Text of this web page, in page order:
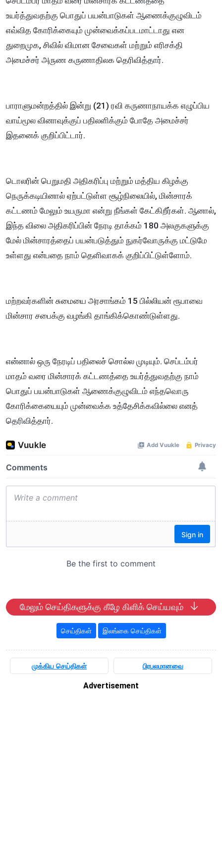
உயர்த்துவதற்கு பொதுப் பயன்பாடுகள் ஆணைக்குழுவிடம்
எவ்வித கோரிக்கையும் முன்வைக்கப்படமாட்டாது என
துறைமுக, சிவில் விமான சேவைகள் மற்றும் எரிசக்தி
அமைச்சர் அருண கருணாதிலக தெரிவித்தார்.
பாராளுமன்றத்தில் இன்று (21) ரவி கருணாநாயக்க எழுப்பிய
வாய்மூல வினாவுக்குப் பதிலளிக்கும் போதே அமைச்சர்
இதனைக் குறிப்பிட்டார்.
டொலரின் பெறுமதி அதிகரிப்பு மற்றும் மத்திய கிழக்கு
நெருக்கடியினால் ஏற்பட்டுள்ள சூழ்நிலையில், மின்சாரக்
கட்டணம் மேலும் உயருமா என்று நீங்கள் கேட்கிறீர்கள். ஆனால்,
இந்த விலை அதிகரிப்பின் நேரடி தாக்கம் 180 அலகுகளுக்கு
மேல் மின்சாரத்தைப் பயன்படுத்தும் நுகர்வோருக்கு மட்டுமே
உள்ளது என்பதை நாம் தெளிவாகக் குறிப்பிட்டுள்ளோம்.
மற்றவர்களின் சுமையை அரசாங்கம் 15 பில்லியன் ரூபாவை
மின்சார சபைக்கு வழங்கி தாங்கிக்கொண்டுள்ளது.
என்னால் ஒரு நேரடிப் பதிலைச் சொல்ல முடியும். செப்டம்பர்
மாதம் வரை மின்சாரக் கட்டணத்தை உயர்த்துவதற்கு நாம்
பொதுப் பயன்பாடுகள் ஆணைக்குழுவிடம் எந்தவொரு
கோரிக்கையையும் முன்வைக்க உத்தேசிக்கவில்லை எனத்
தெரிவித்தார்.
மேலும் செய்திகளுக்கு கீழே கிளிக் செய்யவும்
செய்திகள் இலங்கை செய்திகள்
முக்கிய செய்திகள் பிரபலமானவை
Advertisement